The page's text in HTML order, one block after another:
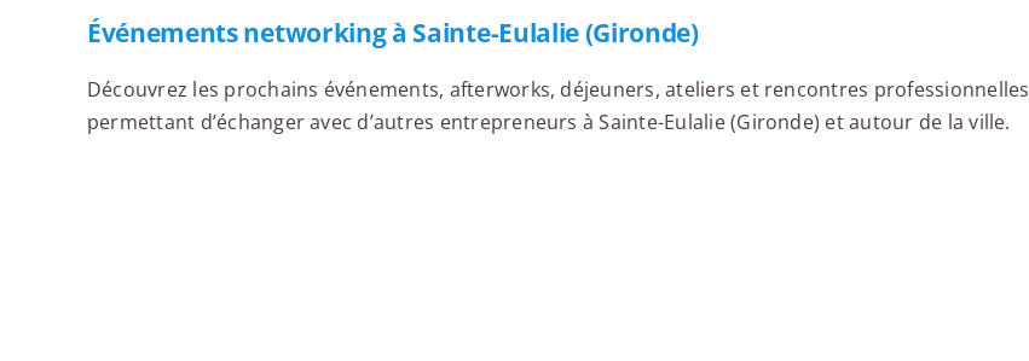
Événements networking à Sainte-Eulalie (Gironde)
Découvrez les prochains événements, afterworks, déjeuners, ateliers et rencontres professionnelles
permettant d’échanger avec d’autres entrepreneurs à Sainte-Eulalie (Gironde) et autour de la ville.